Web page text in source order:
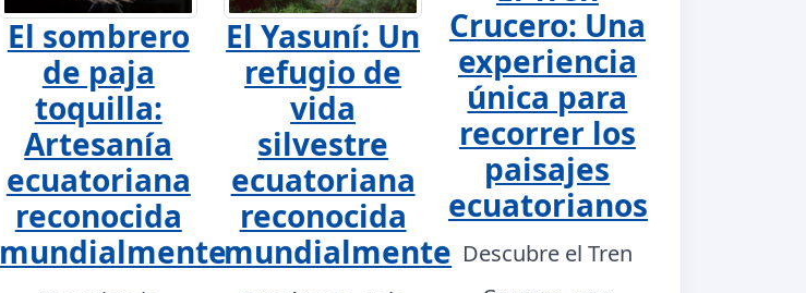
El sombrero
de paja
toquilla:
Artesanía
ecuatoriana
reconocida
mundialmente
El Yasuní: Un
refugio de
vida
silvestre
ecuatoriana
reconocida
mundialmente
Crucero: Una
experiencia
única para
recorrer los
paisajes
ecuatorianos
Descubre el Tren